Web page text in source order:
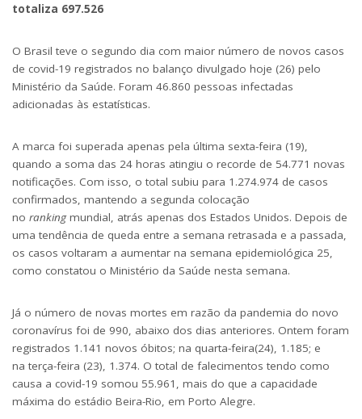
totaliza 697.526
O Brasil teve o segundo dia com maior número de novos casos
de covid-19 registrados no balanço divulgado hoje (26) pelo
Ministério da Saúde. Foram 46.860 pessoas infectadas
adicionadas às estatísticas.
A marca foi superada apenas pela última sexta-feira (19),
quando a soma das 24 horas atingiu o recorde de 54.771 novas
notificações. Com isso, o total subiu para 1.274.974 de casos
confirmados, mantendo a segunda colocação
no rankingmundial, atrás apenas dos Estados Unidos. Depois de
uma tendência de queda entre a semana retrasada e a passada,
os casos voltaram a aumentar na semana epidemiológica 25,
como constatou o Ministério da Saúde nesta semana.
Já o número de novas mortes em razão da pandemia do novo
coronavírus foi de 990, abaixo dos dias anteriores. Ontem foram
registrados 1.141 novos óbitos; na quarta-feira(24), 1.185; e
na terça-feira (23), 1.374. O total de falecimentos tendo como
causa a covid-19 somou 55.961, mais do que a capacidade
máxima do estádio Beira-Rio, em Porto Alegre.